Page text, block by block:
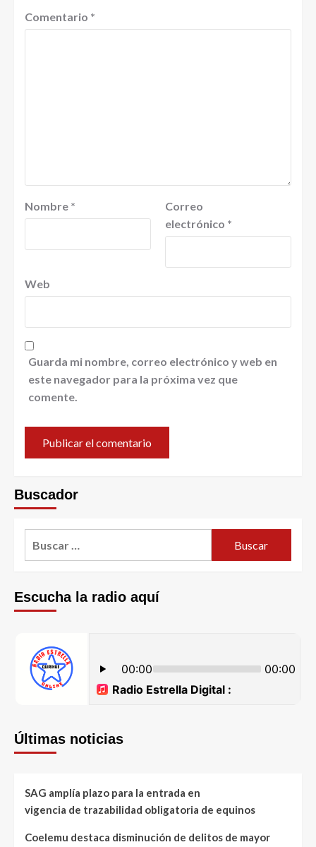
Comentario *
Nombre *
Correo
electrónico *
Web
Guarda mi nombre, correo electrónico y web en
este navegador para la próxima vez que
comente.
Buscador
Escucha la radio aquí
Últimas noticias
SAG amplía plazo para la entrada en
vigencia de trazabilidad obligatoria de equinos
Coelemu destaca disminución de delitos de mayor